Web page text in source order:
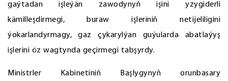
gaýtadan işleýän zawodynyň işini yzygiderli
kämilleşdirmegi, buraw işleriniň netijeliligini
ýokarlandyrmagy, gaz çykarylýan guýularda abatlaýyş
işlerini öz wagtynda geçirmegi tabşyrdy.
Ministrler Kabinetiniň Başlygynyň orunbasary